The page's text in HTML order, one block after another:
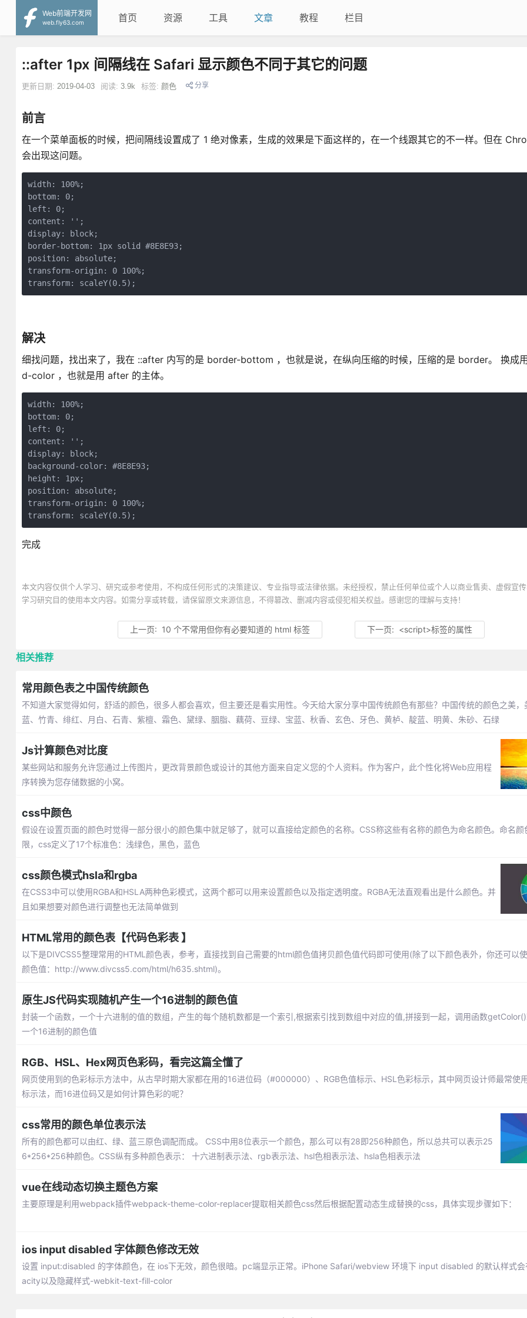
Web前端开发网
web.fly63.com
首页 资源 工具 文章 教程 栏目
::after 1px 间隔线在 Safari 显示颜色不同于其它的问题
更新日期: 2019-04-03 阅读: 3.9k 标签: 颜色 分享
前言
在一个菜单面板的时候，把间隔线设置成了 1 绝对像素，生成的效果是下面这样的，在一个线跟其它的不一样。但在
会出现这问题。
width: 100%;
bottom: 0;
left: 0;
content: '';
display: block;
border-bottom: 1px solid #8E8E93;
position: absolute;
transform-origin: 0 100%;
transform: scaleY(0.5);
解决
细找问题，找出来了，我在 ::after 内写的是 border-bottom ，也就是说，在纵向压缩的时候，压缩的是 border。 换成
d-color ，也就是用 after 的主体。
width: 100%;
bottom: 0;
left: 0;
content: '';
display: block;
background-color: #8E8E93;
height: 1px;
position: absolute;
transform-origin: 0 100%;
transform: scaleY(0.5);
完成
本文内容仅供个人学习、研究或参考使用，不构成任何形式的决策建议、专业指导或法律依据。未经授权，禁止任何单位或个人以商业售卖、虚假宣
学习研究目的使用本文内容。如需分享或转载，请保留原文来源信息，不得篡改、删减内容或侵犯相关权益。感谢您的理解与支持！
上一页: 10 个不常用但你有必要知道的 html 标签 下一页: <script>标签的属性
相关推荐
常用颜色表之中国传统颜色
不知道大家觉得如何，舒适的颜色，很多人都会喜欢，但主要还是看实用性。今天给大家分享中国传统颜色有那些？中国传统的颜色之美，
蓝、竹青、绯红、月白、石青、紫檀、霜色、黛绿、胭脂、藕荷、豆绿、宝蓝、秋香、玄色、牙色、黄栌、靛蓝、明黄、朱砂、石绿
Js计算颜色对比度
某些网站和服务允许您通过上传图片，更改背景颜色或设计的其他方面来自定义您的个人资料。作为客户，此个性化将Web应用程
序转换为您存储数据的小窝。
css中颜色
假设在设置页面的颜色时觉得一部分很小的颜色集中就足够了，就可以直接给定颜色的名称。CSS称这些有名称的颜色为命名颜色。命名颜
限，css定义了17个标准色：浅绿色，黑色，蓝色
css颜色模式hsla和rgba
在CSS3中可以使用RGBA和HSLA两种色彩模式，这两个都可以用来设置颜色以及指定透明度。RGBA无法直观看出是什么颜色。并
且如果想要对颜色进行调整也无法简单做到
HTML常用的颜色表【代码色彩表 】
以下是DIVCSS5整理常用的HTML颜色表，参考，直接找到自己需要的html颜色值拷贝颜色值代码即可使用(除了以下颜色表外，你还可以
颜色值：http://www.divcss5.com/html/h635.shtml)。
原生JS代码实现随机产生一个16进制的颜色值
封装一个函数，一个十六进制的值的数组，产生的每个随机数都是一个索引,根据索引找到数组中对应的值,拼接到一起，调用函数
一个16进制的颜色值
RGB、HSL、Hex网页色彩码，看完这篇全懂了
网页使用到的色彩标示方法中，从古早时期大家都在用的16进位码（#000000）、RGB色值标示、HSL色彩标示，其中网页设计师最常使
标示法，而16进位码又是如何计算色彩的呢？
css常用的颜色单位表示法
所有的颜色都可以由红、绿、蓝三原色调配而成。 CSS中用8位表示一个颜色，那么可以有28即256种颜色，所以总共可以表示25
6*256*256种颜色。CSS纵有多种颜色表示： 十六进制表示法、rgb表示法、hsl色相表示法、hsla色相表示法
vue在线动态切换主题色方案
主要原理是利用webpack插件webpack-theme-color-replacer提取相关颜色css然后根据配置动态生成替换的css，具体实现步骤如下：
ios input disabled 字体颜色修改无效
设置 input:disabled 的字体颜色，在 ios下无效，颜色很暗。pc端显示正常。iPhone Safari/webview 环境下 input disabled 的默认样式会
acity以及隐藏样式-webkit-text-fill-color